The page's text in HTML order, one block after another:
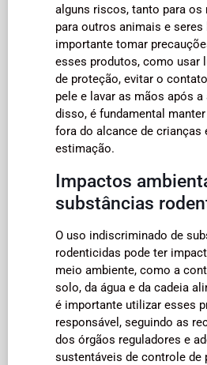
alguns riscos, tanto para os
para outros animais e seres
importante tomar
esses produtos, como usar
de proteção, evitar o
pele e lavar as mãos após
disso, é fundamental
fora do alcance de crianças
estimação.
Impactos
substâncias
O uso indiscriminado de
rodenticidas pode ter
meio ambiente, como a
solo, da água e da cadeia
é importante utilizar esses
responsável, seguindo as
dos órgãos reguladores e
sustentáveis de controle de